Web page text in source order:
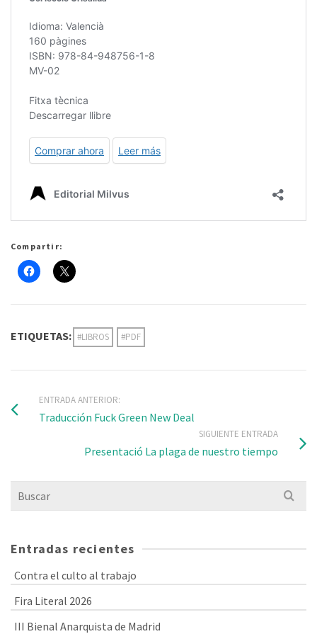
Compartir:
ETIQUETAS: #LIBROS #PDF
ENTRADA ANTERIOR:
Traducción Fuck Green New Deal
SIGUIENTE ENTRADA
Presentació La plaga de nuestro tiempo
Buscar
Entradas recientes
Contra el culto al trabajo
Fira Literal 2026
III Bienal Anarquista de Madrid